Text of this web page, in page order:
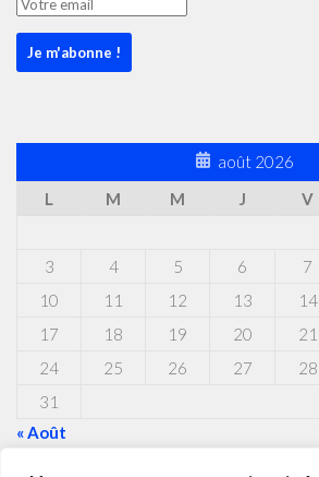
août 2026
L
M M J V
3
4 5 6 7
10
11 12 13 14
17
18 19 20 21
24
25 26 27 28
31
« Août